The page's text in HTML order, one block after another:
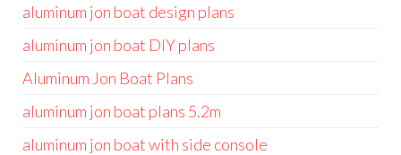
aluminum jon boat design plans
aluminum jon boat DIY plans
Aluminum Jon Boat Plans
aluminum jon boat plans 5.2m
aluminum jon boat with side console